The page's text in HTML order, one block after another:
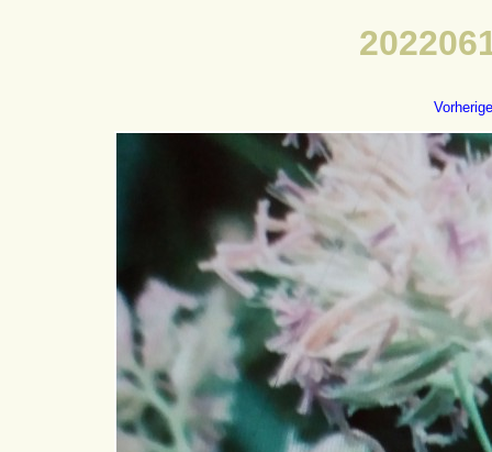
Vorherige